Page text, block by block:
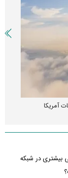
آمریکا
بیشتری در شبکه